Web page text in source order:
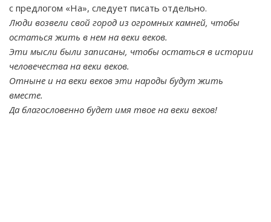
с предлогом «На», следует писать отдельно.
Люди возвели свой город из огромных камней, чтобы
остаться жить в нем на веки веков.
Эти мысли были записаны, чтобы остаться в истории
человечества на веки веков.
Отныне и на веки веков эти народы будут жить
вместе.
Да благословенно будет имя твое на веки веков!